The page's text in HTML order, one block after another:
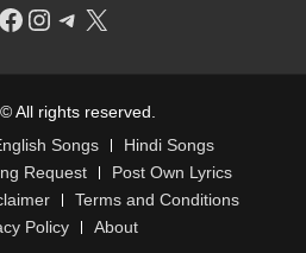
Facebook
Instagram
Telegram
X
All rights reserved.
Songs
Hindi Songs
Request
Post Own Lyrics
Terms and Conditions
Policy
About